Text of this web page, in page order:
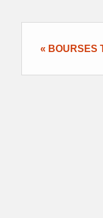
« BOURSES